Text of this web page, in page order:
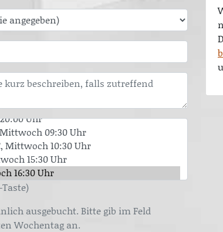
ausgebucht. Bitte gib im Feld
Wochentag an.